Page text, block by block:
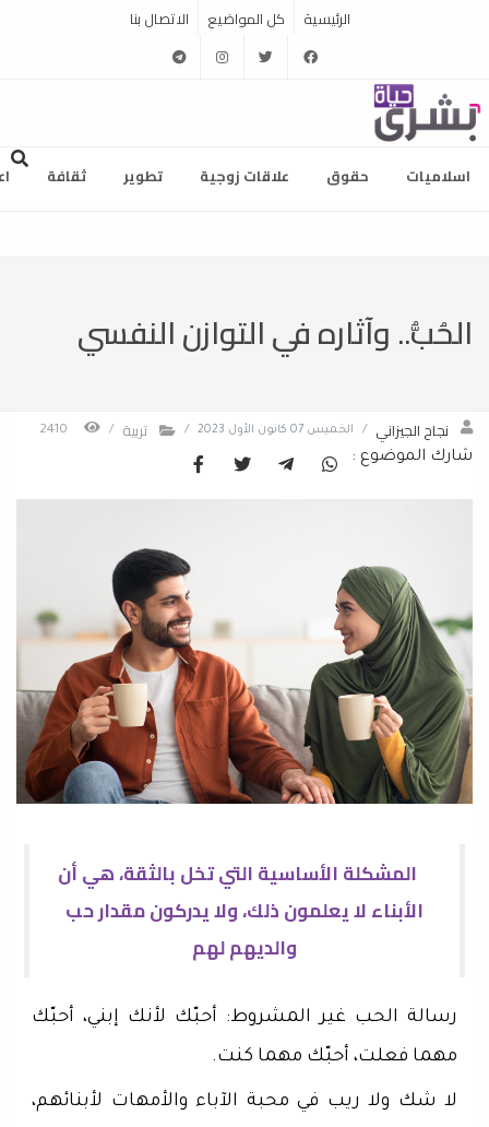
الرئيسية كل المواضيع الاتصال بنا
facebook
twitter
instagram
telegram
اسلاميات حقوق علاقات زوجية تطوير ثقافة
الحُبُّ.. وآثاره في التوازن النفسي
نجاح الجيزاني / الخميس 07 كانون الأول 2023 / تربية /
شارك الموضوع :
المشكلة الأساسية التي تخل بالثقة، هي أن
الأبناء لا يعلمون ذلك، ولا يدركون مقدار حب
والديهم لهم
رسالة الحب غير المشروط: أحبّك لأنك إبني، أحبّك
مهما فعلت، أحبّك مهما كنت.
لا شك ولا ريب في محبة الآباء والأمهات لأبنائهم،